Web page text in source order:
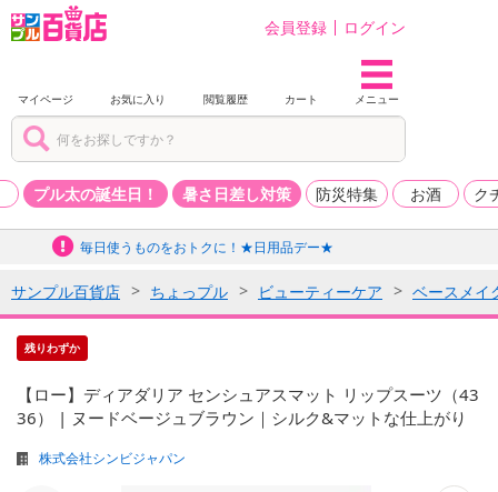
会員登録 ログイン
マイページ お気に入り 閲覧履歴 カート メニュー
プル太の誕生日！ 暑さ日差し対策 防災特集 お酒 ク
毎日使うものをおトクに！★日用品デー★
サンプル百貨店 ちょっプル ビューティーケア ベースメイ
残りわずか
【ロー】ディアダリア センシュアスマット リップスーツ（43
36） | ヌードベージュブラウン｜シルク&マットな仕上がり
株式会社シンビジャパン